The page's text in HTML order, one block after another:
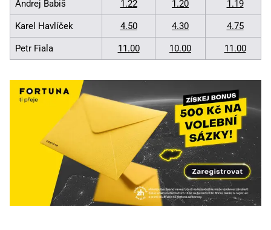
Andrej Babiš 1.22 1.20 1.19
Karel Havlíček 4.50 4.30 4.75
Petr Fiala 11.00 10.00 11.00